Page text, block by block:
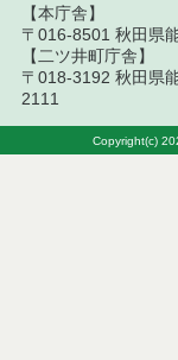
令和７年２
果
【本庁舎】
〒016-8501 秋田県
【二ツ井町庁舎】
〒018-3192 秋田県
2111
Copyright(c)